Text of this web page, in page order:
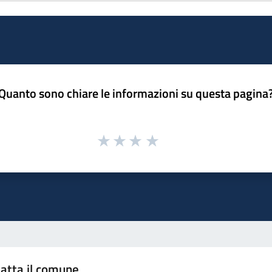
sono chiare le informazioni su questa